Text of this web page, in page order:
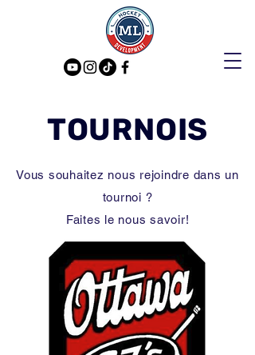
TOURNOIS
Vous souhaitez nous rejoindre dans un
tournoi ?
Faites le nous savoir!